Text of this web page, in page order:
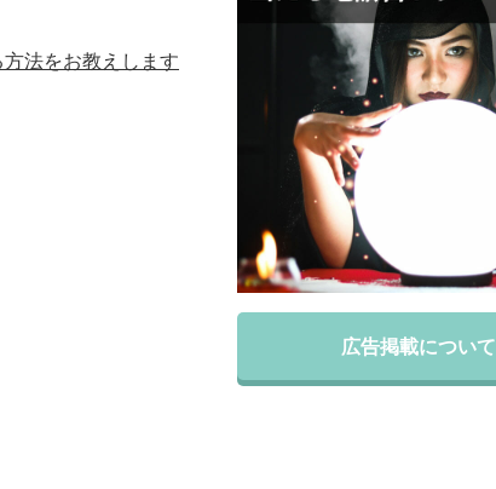
法をお教えします
広告掲載について